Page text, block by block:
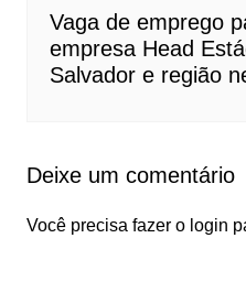
Vaga de emprego
empresa Head
Salvador e região
Deixe um comentário
Você precisa fazer o login